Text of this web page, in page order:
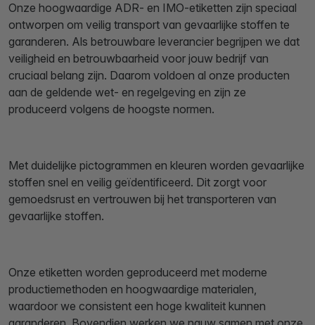
Onze hoogwaardige ADR- en IMO-etiketten zijn speciaal
ontworpen om veilig transport van gevaarlijke stoffen te
garanderen. Als betrouwbare leverancier begrijpen we dat
veiligheid en betrouwbaarheid voor jouw bedrijf van
cruciaal belang zijn. Daarom voldoen al onze producten
aan de geldende wet- en regelgeving en zijn ze
produceerd volgens de hoogste normen.
Met duidelijke pictogrammen en kleuren worden gevaarlijke
stoffen snel en veilig geïdentificeerd. Dit zorgt voor
gemoedsrust en vertrouwen bij het transporteren van
gevaarlijke stoffen.
Onze etiketten worden geproduceerd met moderne
productiemethoden en hoogwaardige materialen,
waardoor we consistent een hoge kwaliteit kunnen